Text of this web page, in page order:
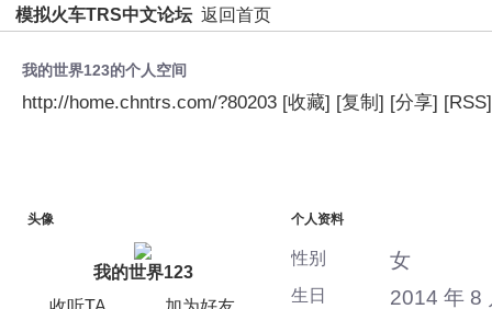
模拟火车TRS中文论坛 返回首页
我的世界123的个人空间
http://home.chntrs.com/?80203 [收藏] [复制] [分享] [RSS]
头像
我的世界123
个人资料
性别 女
生日 2014 年 8